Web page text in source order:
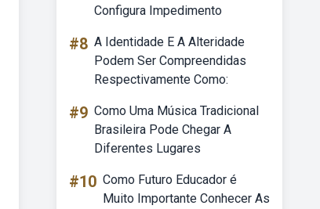
Configura Impedimento
#8 A Identidade E A Alteridade
Podem Ser Compreendidas
Respectivamente Como:
#9 Como Uma Música Tradicional
Brasileira Pode Chegar A
Diferentes Lugares
#10 Como Futuro Educador é
Muito Importante Conhecer As